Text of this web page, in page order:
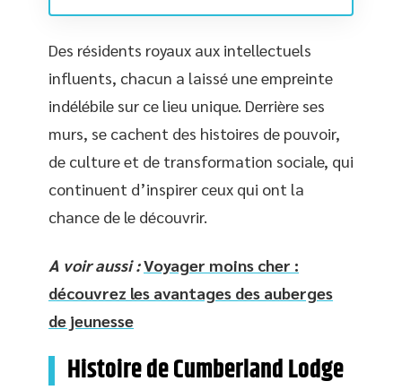
Des résidents royaux aux intellectuels
influents, chacun a laissé une empreinte
indélébile sur ce lieu unique. Derrière ses
murs, se cachent des histoires de pouvoir,
de culture et de transformation sociale, qui
continuent d’inspirer ceux qui ont la
chance de le découvrir.
A voir aussi :Voyager moins cher :
découvrez les avantages des auberges
de jeunesse
Histoire de Cumberland Lodge